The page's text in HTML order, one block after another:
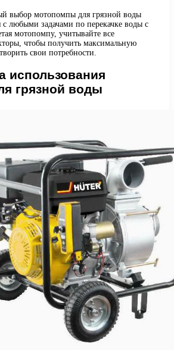
выбор мотопомпы для грязной воды
любыми задачами по перекачке воды с
мотопомпу, учитывайте все
чтобы получить максимальную
свои потребности.
использования
грязной воды